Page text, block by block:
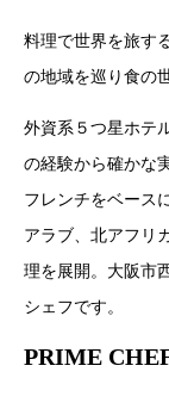
料理で世界を旅す
の地域を巡り食の
外資系５つ星ホテ
の経験から確かな
フレンチをベース
アラブ、北アフリ
理を展開。大阪市
シェフです。
PRIME